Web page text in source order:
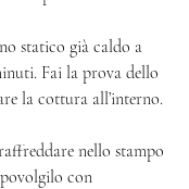
statico già caldo a
Fai la prova dello
la cottura all’interno.
nello stampo
con